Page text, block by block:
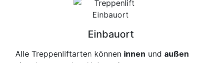
Einbauort
Alle Treppenliftarten können innen und außen